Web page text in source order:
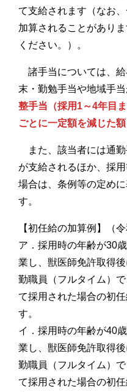
て支給されます（なお
加算されることがあり
ください。）。
諸手当については、給
末・勤勉手当や地域手当
整手当（採用1～4年目
ごとに一定額を減じた
また、該当者には通
が支給されるほか、採
場合は、条例等の定め
す。
【初任給の加算例】（
ア．採用時の年齢が30
業し、獣医師免許取得
勤職員（フルタイム）
て採用された場合の初
す。
イ．採用時の年齢が40
業し、獣医師免許取得
勤職員（フルタイム）
て採用された場合の初